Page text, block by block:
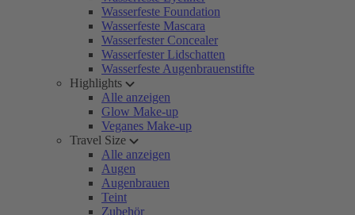
Wasserfeste Foundation
Wasserfeste Mascara
Wasserfester Concealer
Wasserfester Lidschatten
Wasserfeste Augenbrauenstifte
Highlights
Alle anzeigen
Glow Make-up
Veganes Make-up
Travel Size
Alle anzeigen
Augen
Augenbrauen
Teint
Zubehör